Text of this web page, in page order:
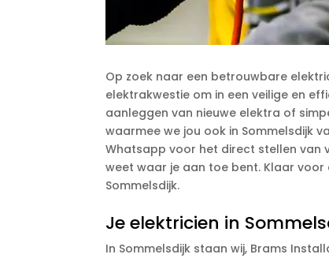
Op zoek naar een betrouwbare
elektrakwestie om in een veilige en
aanleggen van nieuwe elektra of
waarmee we jou ook in Sommelsdijk
Whatsapp voor het direct stellen van
weet waar je aan toe bent. Klaar
Sommelsdijk.
Je elektricien in
In Sommelsdijk staan wij, Brams